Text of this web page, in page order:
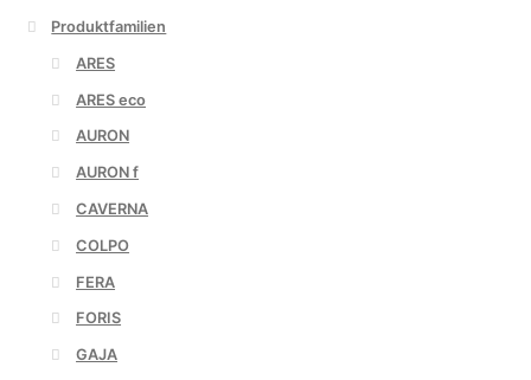
Produktfamilien
ARES
ARES eco
AURON
AURON f
CAVERNA
COLPO
FERA
FORIS
GAJA